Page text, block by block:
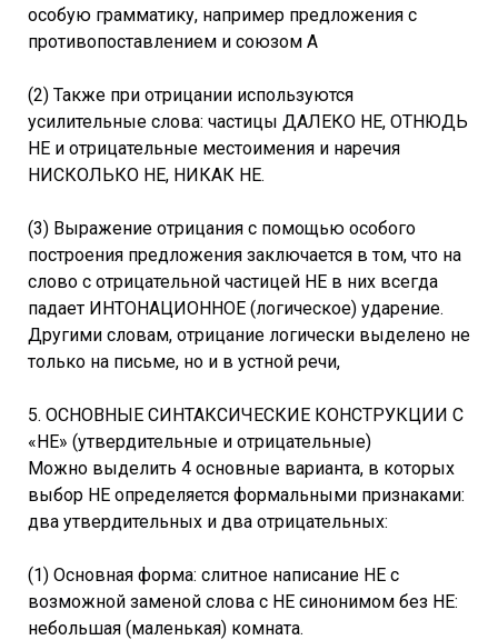
особую грамматику, например предложения с
противопоставлением и союзом А
(2) Также при отрицании используются
усилительные слова: частицы ДАЛЕКО НЕ, ОТНЮДЬ
НЕ и отрицательные местоимения и наречия
НИСКОЛЬКО НЕ, НИКАК НЕ.
(3) Выражение отрицания с помощью особого
построения предложения заключается в том, что на
слово с отрицательной частицей НЕ в них всегда
падает ИНТОНАЦИОННОЕ (логическое) ударение.
Другими словам, отрицание логически выделено не
только на письме, но и в устной речи,
5. ОСНОВНЫЕ СИНТАКСИЧЕСКИЕ КОНСТРУКЦИИ С
«НЕ» (утвердительные и отрицательные)
Можно выделить 4 основные варианта, в которых
выбор НЕ определяется формальными признаками:
два утвердительных и два отрицательных:
(1) Основная форма: слитное написание НЕ с
возможной заменой слова с НЕ синонимом без НЕ:
небольшая (маленькая) комната.